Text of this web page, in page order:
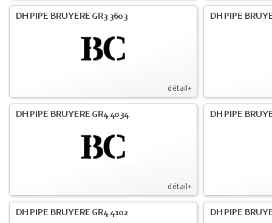
détail+
DH PIPE BRUYERE GR3 3603 DH PIPE
détail+
DH PIPE BRUYERE GR4 4034 DH PIPE
DH PIPE BRUYERE GR4 4102 DH PIPE